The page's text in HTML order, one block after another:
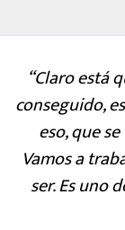
“Claro está
conseguido,
eso, que
Vamos a
ser. Es uno